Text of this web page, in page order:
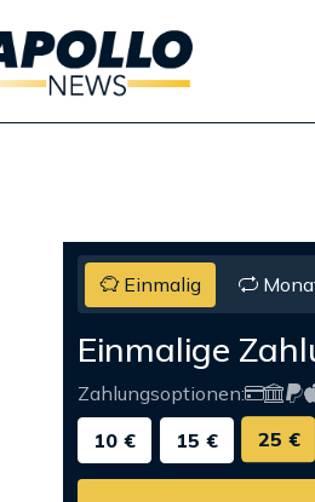
Einmalig
Einmalige
Zahlungsoptionen:
10 €
15 € 25 €